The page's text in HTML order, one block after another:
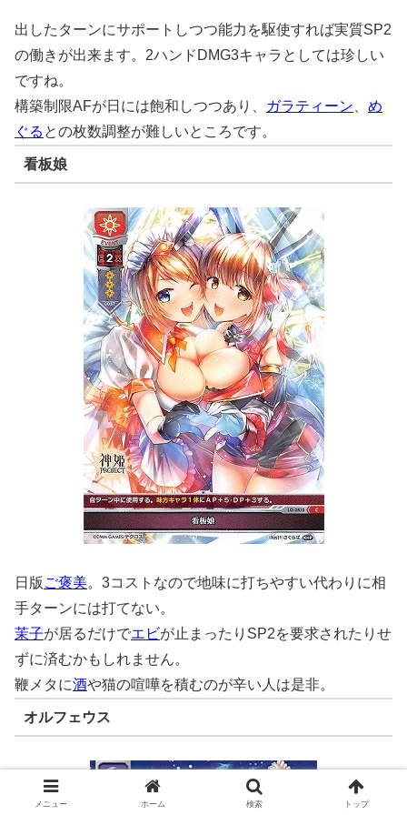
出したターンにサポートしつつ能力を駆使すれば実質SP2
の働きが出来ます。2ハンドDMG3キャラとしては珍しい
ですね。
構築制限AFが日には飽和しつつあり、
ガラティーン
め
ぐる との枚数調整が難しいところです。
看板娘
日版 ご褒美。3コストなので地味に打ちやすい代わりに相
手ターンには打てない。
茉子が居るだけでエビが止まったりSP2を要求されたりせ
ずに済むかもしれません。
鞭メタに酒や猫の喧嘩を積むのが辛い人は是非。
オルフェウス
メニュー ホーム 検索 トップ